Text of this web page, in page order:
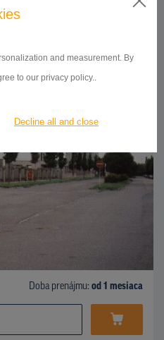
and measurement. By
to our privacy policy..
Decline all and close
ID 140050
Doba prenájmu: od 1 mesiaca